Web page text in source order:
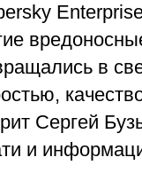
в
Сергей
и